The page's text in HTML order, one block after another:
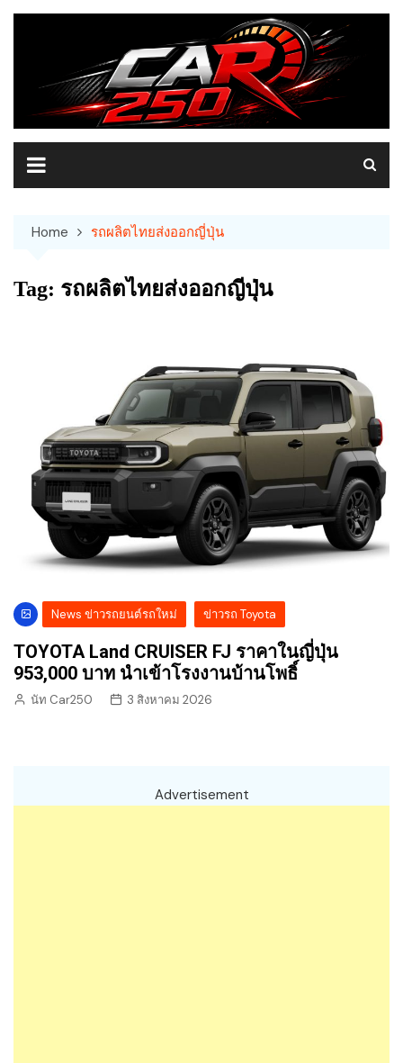
Skip
Home รถผลิตไทยส่งออกญี่ปุ่น
Tag: รถผลิตไทยส่งออกญี่ปุ่น
News ข่าวรถยนต์รถใหม่ ข่าวรถ Toyota
TOYOTA Land CRUISER FJ ราคาในญี่ปุ่น
953,000 บาท นำเข้าโรงงานบ้านโพธิ์
นัท Car250 3 สิงหาคม 2026
Advertisement